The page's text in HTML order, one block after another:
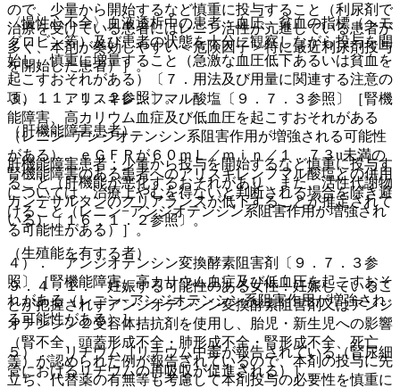
ので、少量から開始するなど慎重に投与すること（利尿剤で
治療を受けている患者にはレニン活性が亢進している患者が
多く、本剤が奏効しやすい＜危険因子＞特に最近利尿剤投与
を開始した患者）］。
３）． アリスキレンフマル酸塩〔９．７．３参照〕［腎機
能障害、高カリウム血症及び低血圧を起こすおそれがある
（レニン−アンジオテンシン系阻害作用が増強される可能性
がある）。ｅＧＦＲが６０ｍＬ／ｍｉｎ／１．７３u未満の
腎機能障害のある患者へのアリスキレンフマル酸塩との併用
については、治療上やむを得ないと判断される場合を除き避
けること（レニン−アンジオテンシン系阻害作用が増強され
る可能性がある）］。
４）． アンジオテンシン変換酵素阻害剤〔９．７．３参
照〕［腎機能障害、高カリウム血症及び低血圧を起こすおそ
れがある（レニン−アンジオテンシン系阻害作用が増強され
る可能性がある）］。
５）． リチウム［リチウム中毒が報告されている（腎尿細
管におけるリチウムの再吸収が促進される）］。
〈慢性心不全〉血液透析中の患者：血圧、貧血の指標（ヘモ
グロビン等）及び患者の状態を十分に観察しながら投与を開
始し、慎重に増量すること（急激な血圧低下あるいは貧血を
起こすおそれがある）〔７．用法及び用量に関連する注意の
項、１１．１．２参照〕。
（肝機能障害患者）
肝機能障害患者：少量から投与を開始するなど慎重に投与す
ること（肝機能が悪化するおそれがあり、また、活性代謝物
カンデサルタンのクリアランスが低下することが推定されて
いる）〔１６．１．２参照〕。
（生殖能を有する者）
９．４．１． 妊娠する可能性のある女性：妊娠しているこ
とが把握されずアンジオテンシン変換酵素阻害剤又はアンジ
オテンシン２受容体拮抗剤を使用し、胎児・新生児への影響
（腎不全、頭蓋形成不全・肺形成不全・腎形成不全、死亡
等）が認められた例が報告されているので、本剤の投与に先
立ち、代替薬の有無等も考慮して本剤投与の必要性を慎重に